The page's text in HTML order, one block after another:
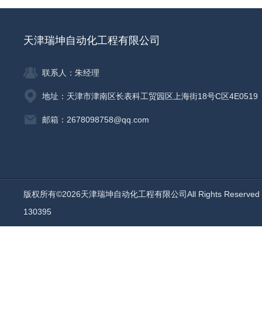
天津瑞坤自动化工程有限公司
联系人：朱经理
地址：天津市津南区长表科工贸园区上海街18号C区4E0519
邮箱：2678098758@qq.com
版权所有©2026天津瑞坤自动化工程有限公司All Rights
130395